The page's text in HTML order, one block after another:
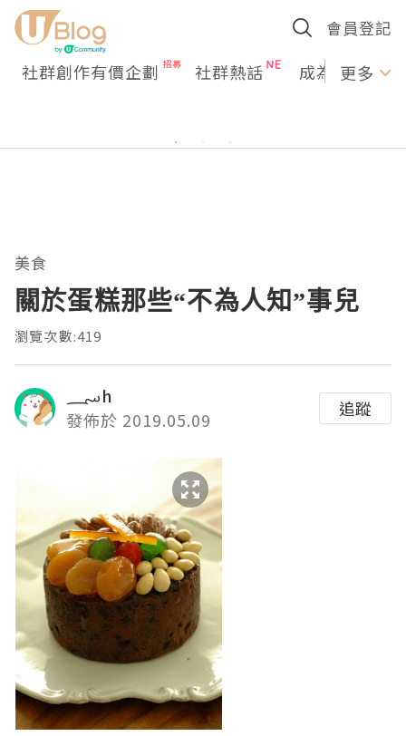
會員登記
社群創作有價企劃 社群熱話 成為U更多
美食
關於蛋糕那些“不為人知”事兒
瀏覽次數:419
؄h
發佈於 2019.05.09
追蹤